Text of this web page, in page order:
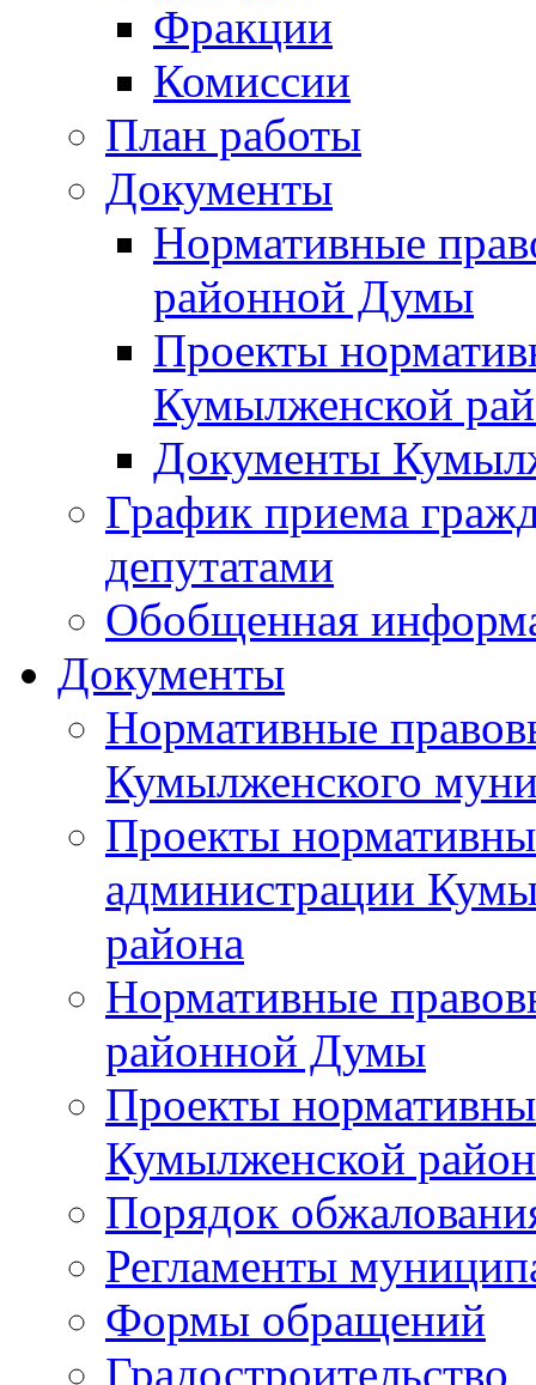
Фракции
Комиссии
План работы
Документы
Нормативные
районной Думы
Проекты
Кумылженской
Документы
График приема
депутатами
Обобщенная
Документы
Нормативные
Кумылженского
Проекты
администрации
района
Нормативные
районной Думы
Проекты
Кумылженской
Порядок
Регламенты
Формы обращений
Градостроительство